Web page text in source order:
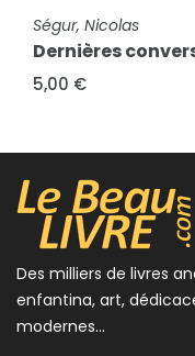
FICHE COMPLÈTE
Ségur, Nicolas
Dernières
5,00 €
8,00 €
Des milliers de livres
enfantina, art,
modernes...